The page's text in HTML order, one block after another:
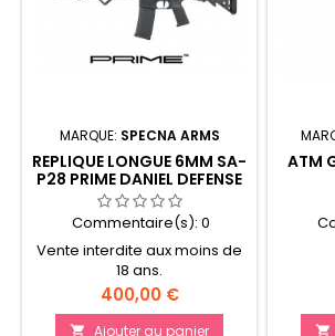
MARQUE: SPECNA ARMS
REPLIQUE LONGUE 6MM SA-
P28 PRIME DANIEL DEFENSE
RIS III HAL
Commentaire(s): 0
Vente interdite aux moins de
18 ans.
Prix
400,00 €
 Ajouter au panier
ATM
